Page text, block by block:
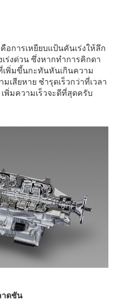
อการเหยียบแป้นคันเร่งให้ลึก
เร่งด่วน ซึ่งหากทำการคิกดา
เพิ่มขึ้นกะทันหันเกินความ
เสียหาย ชำรุดเร็วกว่าที่เวลา
พิ่มความเร็วจะดีที่สุดครับ
าดชัน